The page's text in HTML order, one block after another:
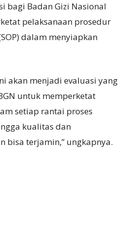
bagi Badan Gizi Nasional
pelaksanaan prosedur
dalam menyiapkan
akan menjadi evaluasi yang
untuk memperketat
setiap rantai proses
kualitas dan
bisa terjamin,” ungkapnya.